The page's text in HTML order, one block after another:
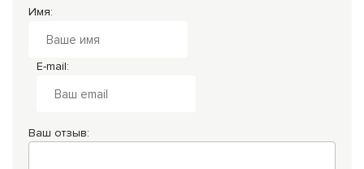
Имя:
E-mail:
Ваш отзыв: